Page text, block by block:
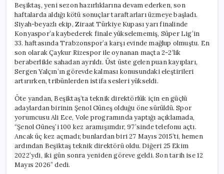
Beşiktaş, yeni sezon hazırlıklarına devam ederken, son
haftalarda aldığı kötü sonuçlar taraftarları üzmeye başladı.
Siyah-beyazlı ekip, Ziraat Türkiye Kupası yarı finalinde
Konyaspor’a kaybederek finale yükselememiş, Süper Lig’in
33. haftasında Trabzonspor’a karşı evinde mağlup olmuştu. En
son olarak Çaykur Rizespor ile oynanan maçta 2-2’lik
beraberlikle sahadan ayrıldı. Üst üste gelen puan kayıpları,
Sergen Yalçın’ın görevde kalması konusundaki eleştirileri
artırırken, tribünlerden istifa sesleri yükseldi.
Öte yandan, Beşiktaş’ta teknik direktörlük için en güçlü
adaylardan birinin Şenol Güneş olduğu öne sürüldü. Spor
yorumcusu Ali Ece, Vole programında yaptığı açıklamada,
“Şenol Güneş’i 100 kez aramışımdır, 97’sinde telefonu açtı.
Ancak üç kez açmadı; bunlardan biri 27 Mayıs 2015’ti, hemen
ardından Beşiktaş teknik direktörü oldu. Diğeri 25 Ekim
2022’ydi, iki gün sonra yeniden göreve geldi. Son tarih ise 12
Mayıs 2026” dedi.